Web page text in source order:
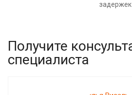
задержек
Получите
специалиста